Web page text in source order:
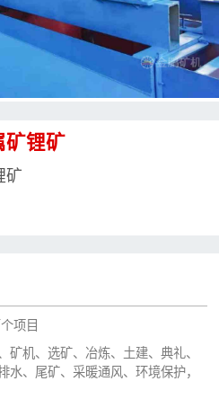
矿锂矿
矿
项目
矿机、选矿、冶炼、土建、典礼、
水、尾矿、采暖通风、环境保护，
 选矿总包
 案例中心
 服务体系
 关于金鹏
企业文化
专家团队